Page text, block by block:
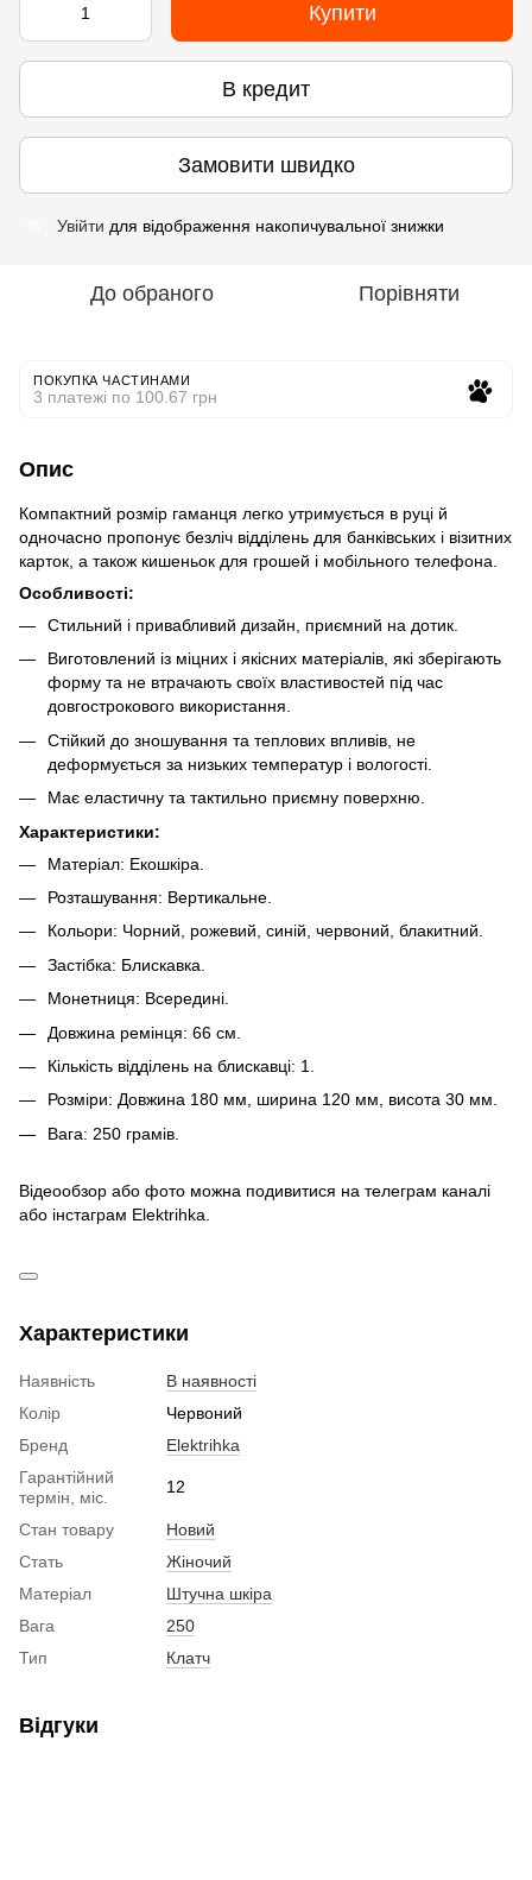
Купити
В кредит
Замовити швидко
Увійти для відображення накопичувальної знижки
До обраного Порівняти
ПОКУПКА ЧАСТИНАМИ
3 платежі по 100.67 грн
Опис
Компактний розмір гаманця легко утримується в руці й
одночасно пропонує безліч відділень для банківських і візитних
карток, а також кишеньок для грошей і мобільного телефона.
Особливості:
Стильний і привабливий дизайн, приємний на дотик.
Виготовлений із міцних і якісних матеріалів, які зберігають
форму та не втрачають своїх властивостей під час
довгострокового використання.
Стійкий до зношування та теплових впливів, не
деформується за низьких температур і вологості.
Має еластичну та тактильно приємну поверхню.
Характеристики:
Матеріал: Екошкіра.
Розташування: Вертикальне.
Кольори: Чорний, рожевий, синій, червоний, блакитний.
Застібка: Блискавка.
Монетниця: Всередині.
Довжина ремінця: 66 см.
Кількість відділень на блискавці: 1.
Розміри: Довжина 180 мм, ширина 120 мм, висота 30 мм.
Вага: 250 грамів.
Відеообзор або фото можна подивитися на телеграм каналі
або інстаграм Elektrihka.
Характеристики
Наявність
В наявності
Колір
Червоний
Бренд
Elektrihka
Гарантійний
термін, міс.
12
Стан товару
Новий
Стать
Жіночий
Матеріал
Штучна шкіра
Вага
250
Тип
Клатч
Відгуки